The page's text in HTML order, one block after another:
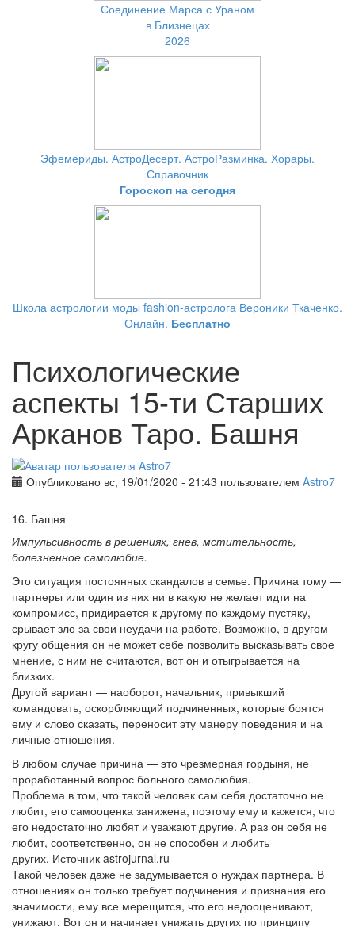
Соединение Марса с Ураном
в Близнецах
2026
Эфемериды. АстроДесерт. АстроРазминка. Хорары.
Справочник
Гороскоп на сегодня
Школа астрологии моды fashion-астролога Вероники Ткаченко.
Онлайн. Бесплатно
Психологические
аспекты 15-ти Старших
Арканов Таро. Башня
Опубликовано вс, 19/01/2020 - 21:43 пользователем Astro7
16. Башня
Импульсивность в решениях, гнев, мстительность,
болезненное самолюбие.
Это ситуация постоянных скандалов в семье. Причина тому —
партнеры или один из них ни в какую не желает идти на
компромисс, придирается к другому по каждому пустяку,
срывает зло за свои неудачи на работе. Возможно, в другом
кругу общения он не может себе позволить высказывать свое
мнение, с ним не считаются, вот он и отыгрывается на
близких.
Другой вариант — наоборот, начальник, привыкший
командовать, оскорбляющий подчиненных, которые боятся
ему и слово сказать, переносит эту манеру поведения и на
личные отношения.
В любом случае причина — это чрезмерная гордыня, не
проработанный вопрос больного самолюбия.
Проблема в том, что такой человек сам себя достаточно не
любит, его самооценка занижена, поэтому ему и кажется, что
его недостаточно любят и уважают другие. А раз он себя не
любит, соответственно, он не способен и любить
других. Источник astrojurnal.ru
Такой человек даже не задумывается о нуждах партнера. В
отношениях он только требует подчинения и признания его
значимости, ему все мерещится, что его недооценивают,
унижают. Вот он и начинает унижать других по принципу